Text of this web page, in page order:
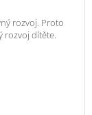
rozvoj. Proto
rozvoj dítěte.